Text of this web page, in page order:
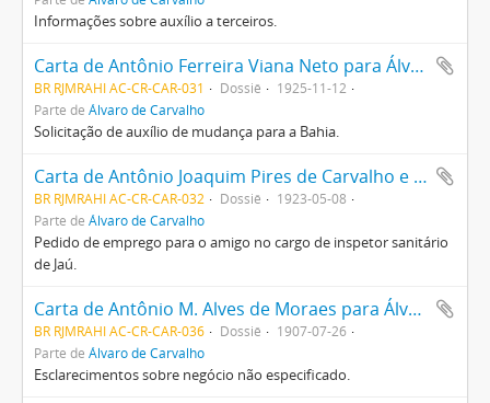
Informações sobre auxílio a terceiros.
Carta de Antônio Ferreira Viana Neto para Álvaro de Carvalho
BR RJMRAHI AC-CR-CAR-031 Dossiê
1925-11-12
Parte de Álvaro de Carvalho
Solicitação de auxílio de mudança para a Bahia.
Carta de Antônio Joaquim Pires de Carvalho e Albuquerque para Álvaro de Carvalho
BR RJMRAHI AC-CR-CAR-032 Dossiê
1923-05-08
Parte de Álvaro de Carvalho
Pedido de emprego para o amigo no cargo de inspetor sanitário
de Jaú.
Carta de Antônio M. Alves de Moraes para Álvaro de Carvalho
BR RJMRAHI AC-CR-CAR-036 Dossiê
1907-07-26
Parte de Álvaro de Carvalho
Esclarecimentos sobre negócio não especificado.